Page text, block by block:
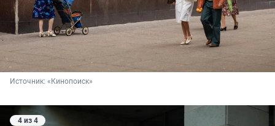
Источник: «Кинопоиск»
4 из 4